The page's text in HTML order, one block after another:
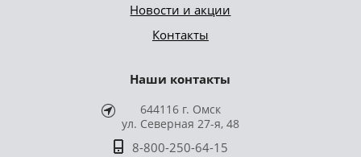
Новости и акции
Контакты
Наши контакты
644116 г. Омск
ул. Северная 27-я, 48
8-800-250-64-15